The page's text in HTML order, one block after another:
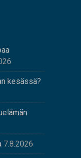
kesässä?
7.8.2026